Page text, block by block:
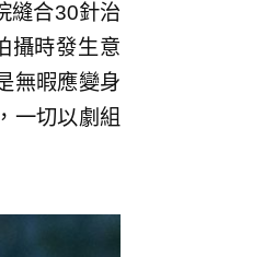
縫合30針治
攝時發生意
無暇應變身
一切以劇組